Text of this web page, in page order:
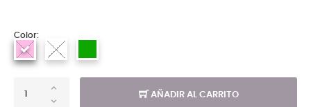
Color:
AÑADIR AL CARRITO